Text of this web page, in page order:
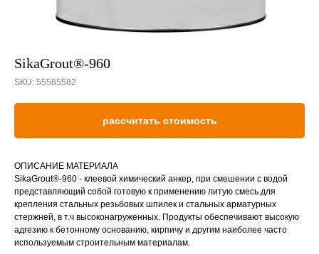
SikaGrout®-960
SKU: 55585582
рассчитать стоимость
ОПИСАНИЕ МАТЕРИАЛА
SikaGrout®-960 - клеевой химический анкер, при смешении с водой
представляющий собой готовую к применению литую смесь для
крепления стальных резьбовых шпилек и стальных арматурных
стержней, в т.ч высоконагруженных. Продукты обеспечивают высокую
адгезию к бетонному основанию, кирпичу и другим наиболее часто
используемым строительным материалам.